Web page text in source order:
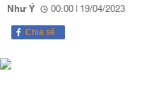
Như Ý 00:00 | 19/04/2023
Chia sẻ